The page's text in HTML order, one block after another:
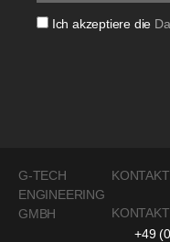
Ich akzeptiere die
G-TECH
ENGINEERING
GMBH
KONTAKT
+49